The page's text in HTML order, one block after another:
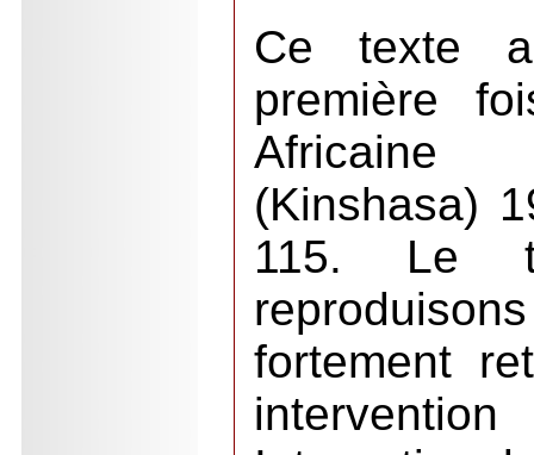
Ce texte
première
(Kinshasa)
115. Le
fortement